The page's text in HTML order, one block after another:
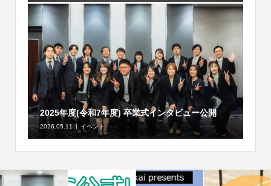
2025年度(令和7年度) 卒業式インタビュー公開
2026.05.11 イベント